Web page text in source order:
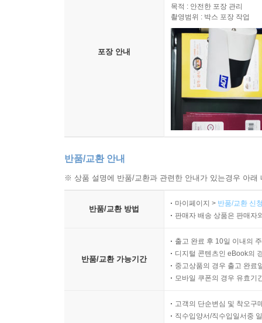
포장 안내
목적 : 안전한 포장 관리
촬영범위 : 박스 포장 작업
반품/교환 안내
※ 상품 설명에 반품/교환과 관련한 안내가 있는경우 아
반품/교환 방법
마이페이지 > 반품/교환 신
판매자 배송 상품은 판매자
반품/교환 가능기간
출고 완료 후 10일 이내의
디지털 콘텐츠인 eBook의
중고상품의 경우 출고 완료
모바일 쿠폰의 경우 유효기
고객의 단순변심 및 착오구
직수입양서/직수입일서중